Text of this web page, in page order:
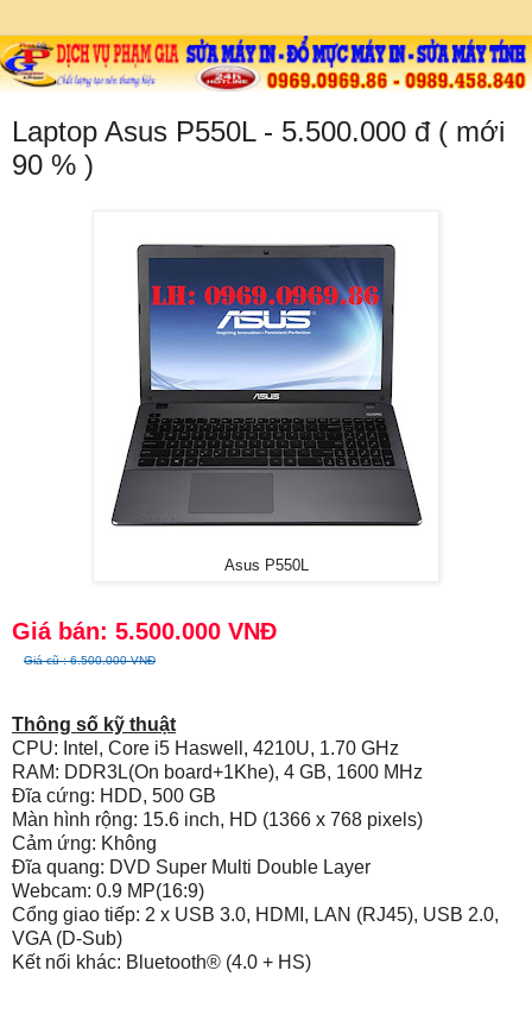
Laptop Asus P550L - 5.500.000 đ ( mới
90 % )
Asus P550L
Giá bán: 5.500.000 VNĐ
Giá cũ : 6.500.000 VNĐ
Thông số kỹ thuật
CPU: Intel, Core i5 Haswell, 4210U, 1.70 GHz
RAM: DDR3L(On board+1Khe), 4 GB, 1600 MHz
Đĩa cứng: HDD, 500 GB
Màn hình rộng: 15.6 inch, HD (1366 x 768 pixels)
Cảm ứng: Không
Đĩa quang: DVD Super Multi Double Layer
Webcam: 0.9 MP(16:9)
Cổng giao tiếp: 2 x USB 3.0, HDMI, LAN (RJ45), USB 2.0,
VGA (D-Sub)
Kết nối khác: Bluetooth® (4.0 + HS)